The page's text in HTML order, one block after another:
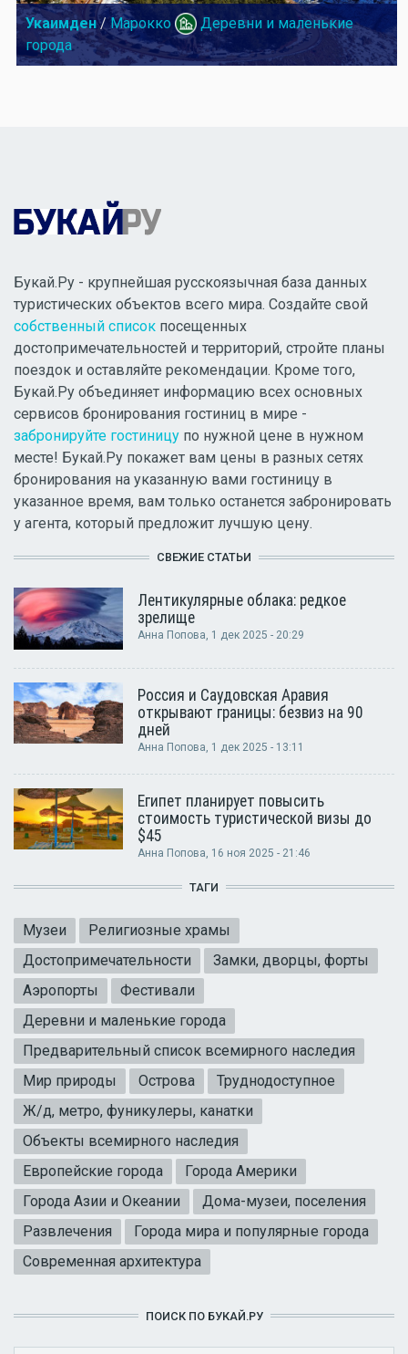
Укаимден/ Марокко
Деревни и маленькие
города
Букай.Ру - крупнейшая русскоязычная база данных
туристических объектов всего мира. Создайте свой
собственный список посещенных
достопримечательностей и территорий, стройте планы
поездок и оставляйте рекомендации. Кроме того,
Букай.Ру объединяет информацию всех основных
сервисов бронирования гостиниц в мире -
забронируйте гостиницу по нужной цене в нужном
месте! Букай.Ру покажет вам цены в разных сетях
бронирования на указанную вами гостиницу в
указанное время, вам только останется забронировать
у агента, который предложит лучшую цену.
СВЕЖИЕ СТАТЬИ
Лентикулярные облака: редкое
зрелище
Анна Попова, 1 дек 2025 - 20:29
Россия и Саудовская Аравия
открывают границы: безвиз на 90
дней
Анна Попова, 1 дек 2025 - 13:11
Египет планирует повысить
стоимость туристической визы до
$45
Анна Попова, 16 ноя 2025 - 21:46
ТАГИ
Музеи
Религиозные храмы
Достопримечательности
Замки, дворцы, форты
Аэропорты
Фестивали
Деревни и маленькие города
Предварительный список всемирного наследия
Мир природы
Острова
Труднодоступное
Ж/д, метро, фуникулеры, канатки
Объекты всемирного наследия
Европейские города
Города Америки
Города Азии и Океании
Дома-музеи, поселения
Развлечения
Города мира и популярные города
Современная архитектура
ПОИСК ПО БУКАЙ.РУ